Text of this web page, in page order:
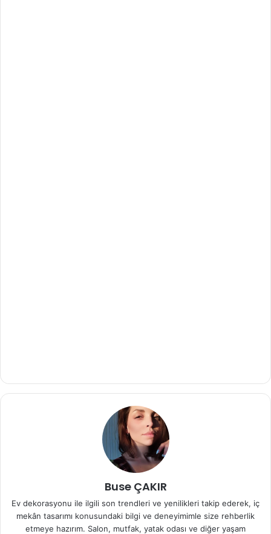
Buse ÇAKIR
Ev dekorasyonu ile ilgili son trendleri ve yenilikleri takip ederek, iç
mekân tasarımı konusundaki bilgi ve deneyimimle size rehberlik
etmeye hazırım. Salon, mutfak, yatak odası ve diğer yaşam